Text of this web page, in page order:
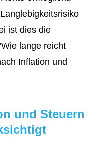
ist dies die
lange reicht
Inflation und
und Steuern